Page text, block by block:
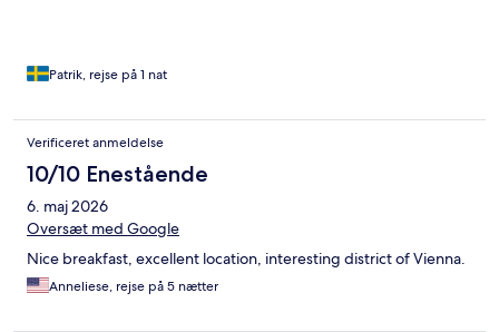
Patrik, rejse på 1 nat
Verificeret anmeldelse
10/10 Enestående
6. maj 2026
Oversæt med Google
Nice breakfast, excellent location, interesting district of Vienna.
Anneliese, rejse på 5 nætter